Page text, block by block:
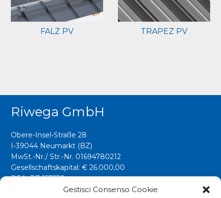
Gestisci Consenso Cookie
FALZ PV TRAPEZ PV
Riwega GmbH
Obere-Insel-Straße 28
I-39044 Neumarkt (BZ)
MwSt.-Nr./ Str.-Nr. 01694780212
Gesellschaftskapital: € 26.000,00
REA: BZ 157538
info@riwega.com